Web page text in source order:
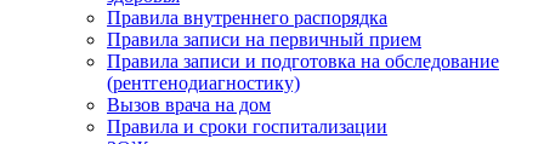
Правила внутреннего распорядка
Правила записи на первичный прием
Правила записи и подготовка на обследование
(рентгенодиагностику)
Вызов врача на дом
Правила и сроки госпитализации